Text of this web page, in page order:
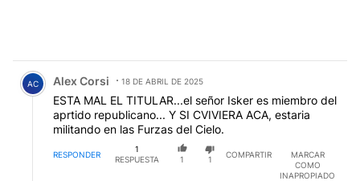
Comentario de Alex Corsi.
AC Alex Corsi 18 DE ABRIL DE 2025
ESTA MAL EL TITULAR...el señor Isker es miembro del
aprtido republicano... Y SI CVIVIERA ACA, estaria
militando en las Furzas del Cielo.
RESPONDER
1
RESPUESTA
1 1
COMPARTIR
MARCAR
COMO
INAPROPIADO